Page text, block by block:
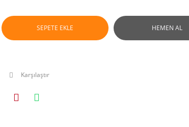
SEPETE EKLE HEMEN AL
Karşılaştır